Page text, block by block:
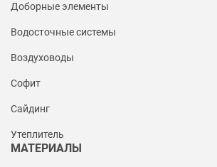
Доборные элементы
Водосточные системы
Воздуховоды
Софит
Сайдинг
Утеплитель
МАТЕРИАЛЫ